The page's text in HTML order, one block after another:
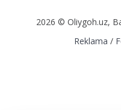
2026 © Oliygoh.uz,
Reklama /